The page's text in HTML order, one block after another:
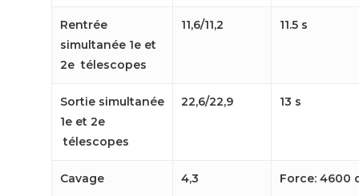
Rentrée
simultanée 1e et
2e télescopes
11,6/11,2 11.5 s
Sortie simultanée
1e et 2e
télescopes
22,6/22,9 13 s
Cavage 4,3 Force: 4600